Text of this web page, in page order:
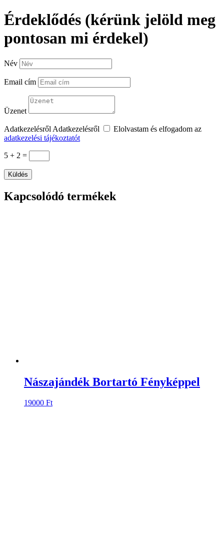
Érdeklődés (kérünk jelöld meg
pontosan mi érdekel)
Név
Email cím
Üzenet
Adatkezelésről Adatkezelésről
Elolvastam és elfogadom az
adatkezelési tájékoztatót
5 + 2 =
Küldés
Kapcsolódó termékek
Nászajándék Bortartó Fényképpel
19000 Ft